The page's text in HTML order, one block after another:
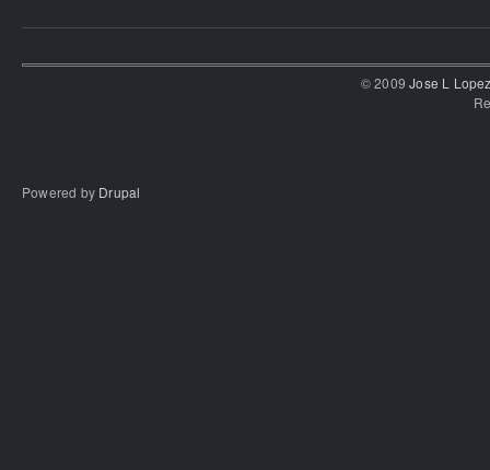
© 2009Jose L
Powered by Drupal